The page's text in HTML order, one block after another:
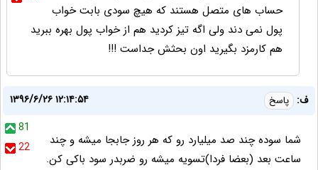
حساب های متصل هستند که هیچ سودی بابت خواب
پول نمی دند ولی اگه تیز کردید هم از خواب پول بهره ببرید
هم کارمزد بگیرید اون بحثش جداست !!!
ف: پاسخ
۱۳۹۶/۶/۲۶ ۱۲:۱۴:۵۴
81
22
شما سوده چند صد میلیارد رو که هر روز جابجا میشه و چند
ساعت بعد (بعضا فردا)تسویه میشه رو ضربدر سود باکی کن.